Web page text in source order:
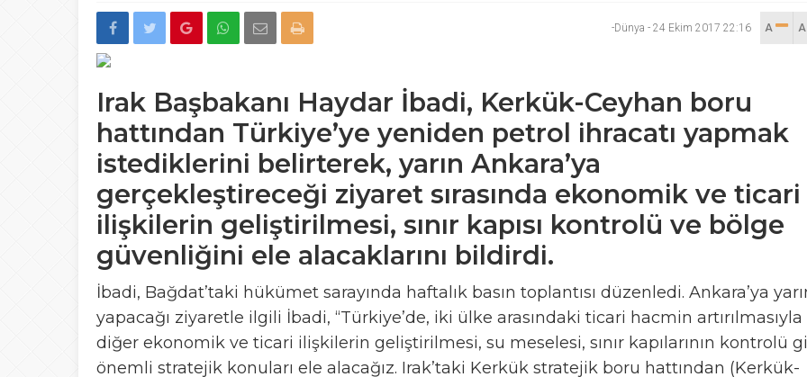
-Dünya - 24 Ekim 2017 22:16 A
Irak Başbakanı Haydar İbadi, Kerkük-Ceyhan boru
hattından Türkiye’ye yeniden petrol ihracatı yapmak
istediklerini belirterek, yarın Ankara’ya
gerçekleştireceği ziyaret sırasında ekonomik ve ticari
ilişkilerin geliştirilmesi, sınır kapısı kontrolü ve bölge
güvenliğini ele alacaklarını bildirdi.
İbadi, Bağdat’taki hükümet sarayında haftalık basın toplantısı düzenledi. Ankara’ya
yapacağı ziyaretle ilgili İbadi, “Türkiye’de, iki ülke arasındaki ticari hacmin artırılmasıyla
diğer ekonomik ve ticari ilişkilerin geliştirilmesi, su meselesi, sınır kapılarının kontrolü
önemli stratejik konuları ele alacağız. Irak’taki Kerkük stratejik boru hattından (Kerkük-